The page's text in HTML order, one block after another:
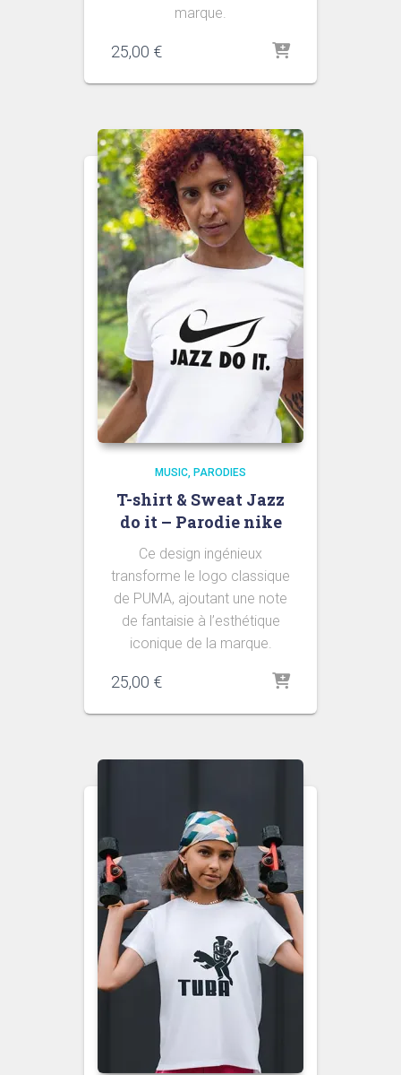
marque.
25,00 €
MUSIC PARODIES
T-shirt & Sweat Jazz
do it – Parodie nike
Ce design ingénieux
transforme le logo classique
de PUMA, ajoutant une note
de fantaisie à l’esthétique
iconique de la marque.
25,00 €